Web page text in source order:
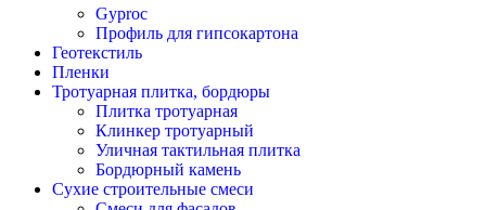
Gyproc
Профиль для гипсокартона
Геотекстиль
Пленки
Тротуарная плитка, бордюры
Плитка тротуарная
Клинкер тротуарный
Уличная тактильная плитка
Бордюрный камень
Сухие строительные смеси